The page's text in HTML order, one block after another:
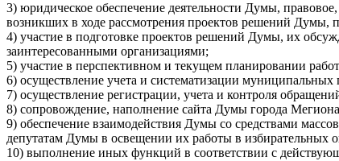
3) юридическое обеспечение деятельности Думы,
возникших в ходе рассмотрения проектов решений Думы,
4) участие в подготовке проектов решений Думы, их
заинтересованными организациями;
5) участие в перспективном и текущем планировании
6) осуществление учета и систематизации
7) осуществление регистрации, учета и контроля
8) сопровождение, наполнение сайта Думы города
9) обеспечение взаимодействия Думы со средствами
депутатам Думы в освещении их работы в избирательных
10) выполнение иных функций в соответствии с